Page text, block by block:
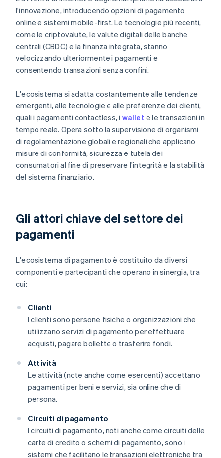
l'innovazione, introducendo opzioni di pagamento
online e sistemi mobile-first. Le tecnologie più recenti,
come le criptovalute, le valute digitali delle banche
centrali (CBDC) e la finanza integrata, stanno
velocizzando ulteriormente i pagamenti e
consentendo transazioni senza confini.
L'ecosistema si adatta costantemente alle tendenze
emergenti, alle tecnologie e alle preferenze dei clienti,
quali i pagamenti contactless, i wallet e le transazioni in
tempo reale. Opera sotto la supervisione di organismi
di regolamentazione globali e regionali che applicano
misure di conformità, sicurezza e tutela dei
consumatori al fine di preservare l'integrità e la stabilità
del sistema finanziario.
Gli attori chiave del settore dei
pagamenti
L'ecosistema di pagamento è costituito da diversi
componenti e partecipanti che operano in sinergia, tra
cui:
Clienti
I clienti sono persone fisiche o organizzazioni che
utilizzano servizi di pagamento per effettuare
acquisti, pagare bollette o trasferire fondi.
Attività
Le attività (note anche come esercenti) accettano
pagamenti per beni e servizi, sia online che di
persona.
Circuiti di pagamento
I circuiti di pagamento, noti anche come circuiti delle
carte di credito o schemi di pagamento, sono i
sistemi che facilitano le transazioni elettroniche tra